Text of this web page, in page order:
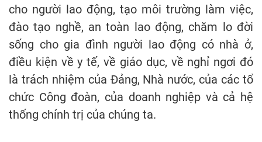
cho người lao động, tạo môi trường làm việc,
đào tạo nghề, an toàn lao động, chăm lo đời
sống cho gia đình người lao động có nhà ở,
điều kiện về y tế, về giáo dục, về nghỉ ngơi đó
là trách nhiệm của Đảng, Nhà nước, của các tổ
chức Công đoàn, của doanh nghiệp và cả hệ
thống chính trị của chúng ta.